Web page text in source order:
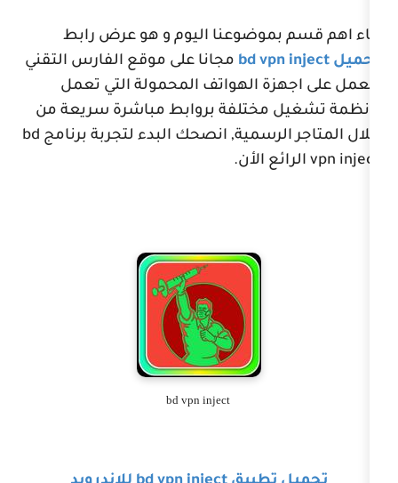
اليوم و هو عرض رابط
bd مجانا على موقع الفارس التقني
الهواتف المحمولة التي تعمل
مختلفة بروابط مباشرة سريعة من
انصحك البدء لتجربة برنامجbd
الأن.